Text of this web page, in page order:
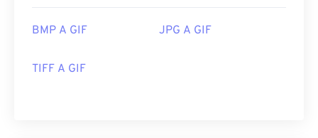
BMP A GIF JPG A GIF
TIFF A GIF